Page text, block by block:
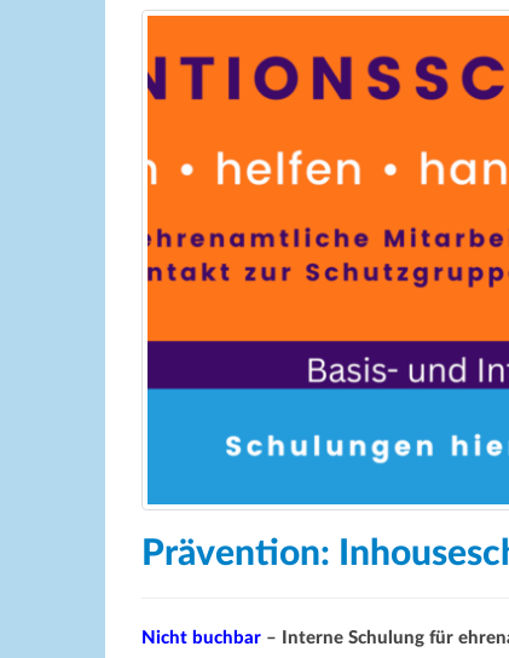
Prävention:
Nicht buchbar – Interne Schulung für